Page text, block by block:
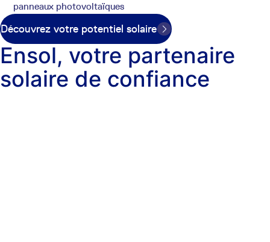
panneaux photovoltaïques
Découvrez votre potentiel solaire
Ensol, votre partenaire
solaire de confiance